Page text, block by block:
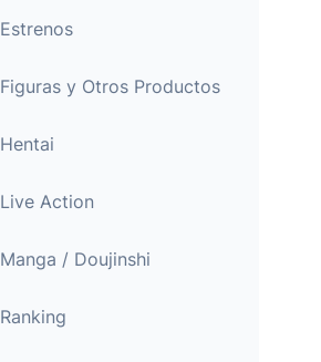
Estrenos
Figuras y Otros Productos
Hentai
Live Action
Manga / Doujinshi
Ranking